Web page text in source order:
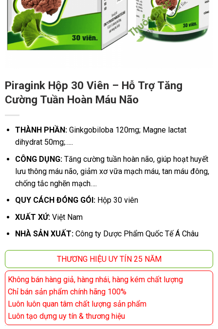
Piragink Hộp 30 Viên – Hỗ Trợ Tăng
Cường Tuần Hoàn Máu Não
THÀNH PHẦN: Ginkgobiloba 120mg; Magne lactat
dihydrat 50mg;…..
CÔNG DỤNG: Tăng cường tuần hoàn não, giúp hoạt huyết
lưu thông máu não, giảm xơ vữa mạch máu, tan máu đông,
chống tắc nghẽn mạch….
QUY CÁCH ĐÓNG GÓI: Hộp 30 viên
XUẤT XỨ: Việt Nam
NHÀ SẢN XUẤT: Công ty Dược Phẩm Quốc Tế Á Châu
THƯƠNG HIỆU UY TÍN 25 NĂM
Không bán hàng giả, hàng nhái, hàng kém chất lượng
Chỉ bán sản phẩm chính hãng 100%
Luôn luôn quan tâm chất lượng sản phẩm
Luôn tạo dựng uy tín & thương hiệu